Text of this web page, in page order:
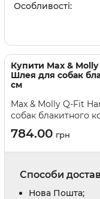
Особливості:
Купити Max &
Шлея для собак
см
Max & Molly Q-Fit
собак блакитного
784.00 грн
Способи
Нова Пошта;